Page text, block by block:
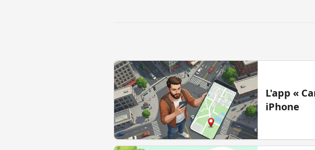
L'app «
iPhone